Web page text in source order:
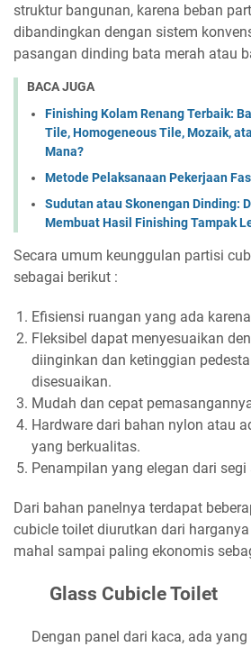
struktur bangunan, karena beban
dibandingkan dengan sistem
pasangan dinding bata merah atau
BACA JUGA
Finishing Kolam Renang Terbaik:
Tile, Homogeneous Tile, Mozaik,
Mana?
Metode Pelaksanaan Pekerjaan
Sudutan atau Skonengan Dinding:
Membuat Hasil Finishing Tampak
Secara umum keunggulan partisi
sebagai berikut :
Efisiensi ruangan yang ada
Fleksibel dapat menyesuaikan
diinginkan dan ketinggian
disesuaikan.
Mudah dan cepat
Hardware dari bahan nylon atau
yang berkualitas.
Penampilan yang elegan dari segi
Dari bahan panelnya terdapat
cubicle toilet diurutkan dari
mahal sampai paling ekonomis
Glass Cubicle Toilet
Dengan panel dari kaca, ada